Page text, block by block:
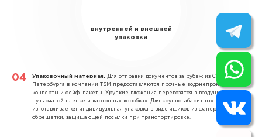
внутренней и внешней
упаковки
Упаковочный материал.
Для отправки документов за рубеж из Санкт–
Петербурга в компании TSM предоставляются прочные водонепроницаемые
конверты и сейф–пакеты. Хрупкие вложения перевозятся в воздушно–
пузырчатой пленке и картонных коробках. Для крупногабаритных грузов
изготавливается индивидуальная упаковка в виде ящиков из фанеры и
обрешетки, защищающей посылки при транспортировке.